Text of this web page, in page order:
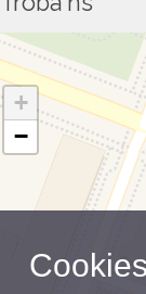
+
−